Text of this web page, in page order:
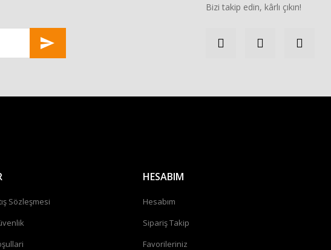
Bizi takip edin, kârlı çıkın!
Sözleşmesi
HESABIM
Hesabım
Sipariş Takip
Favorileriniz